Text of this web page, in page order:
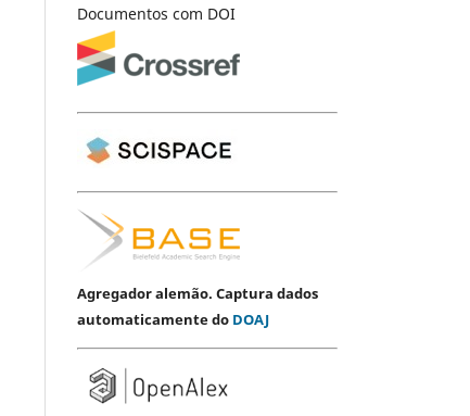
Documentos com DOI
Agregador alemão. Captura dados
automaticamente do DOAJ